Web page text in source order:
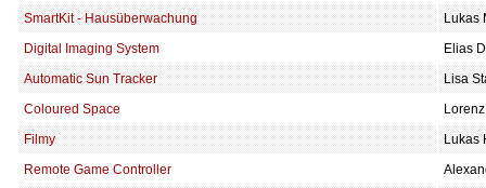
SmartKit - Hausüberwachung
Lukas
Digital Imaging System
Elias
Automatic Sun Tracker
Lisa
Coloured Space
Filmy
Lukas
Remote Game Controller